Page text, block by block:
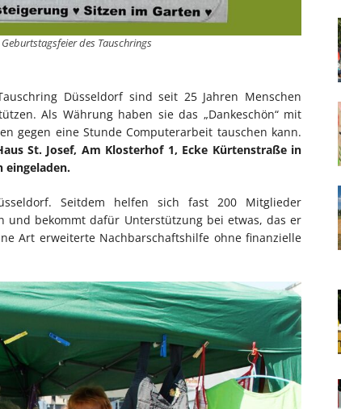
des Tauschrings
Düsseldorf sind seit 25 Jahren Menschen
Als Währung haben sie das „Dankeschön“ mit
gegen eine Stunde Computerarbeit tauschen kann.
St. Josef, Am Klosterhof 1, Ecke Kürtenstraße in
eingeladen.
Seitdem helfen sich fast 200 Mitglieder
und bekommt dafür Unterstützung bei etwas, das er
Art erweiterte Nachbarschaftshilfe ohne finanzielle